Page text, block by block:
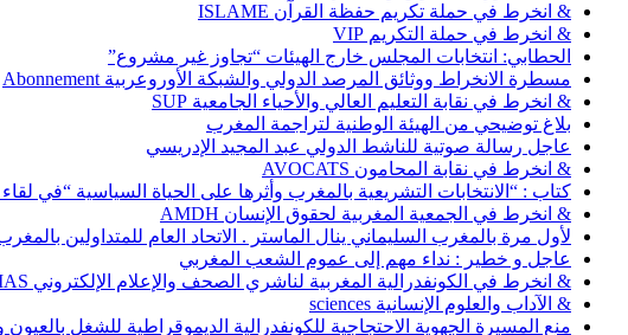
& انخرط في حملة تكريم حفظة القرآن ISLAME
& انخرط في حملة التكريم VIP
الحطابي: انتخابات المجلس خارج الهيئات “تجاوز غير مشروع”
مسطرة الانخراط ووثائق المرصد الدولي والشبكة الأوروعربية Abonnement
& انخرط في نقابة التعليم العالي والأحياء الجامعية SUP
بلاغ توضيحي من الهيئة الوطنية لتراجمة المغرب
عاجل رسالة صوتية للناشط الدولي عبد المجيد الإدريسي
& انخرط في نقابة المحامون AVOCATS
كتاب : “الانتخابات التشريعية بالمغرب وأثرها على الحياة السياسية “في
& انخرط في الجمعية المغربية لحقوق الإنسان AMDH
لأول مرة بالمغرب السليماني ينال الماستر . الاتحاد العام للمتداولين
عاجل و خطير : نداء مهم إلى عموم الشعب المغربي
& انخرط في الكونفدرالية المغربية لناشري الصحف والإعلام الإلكتروني MEDIAS
& الآداب والعلوم الإنسانية sciences
منع المسيرة الجهوية الاحتجاجية للكونفدرالية الديموقراطية للشغل